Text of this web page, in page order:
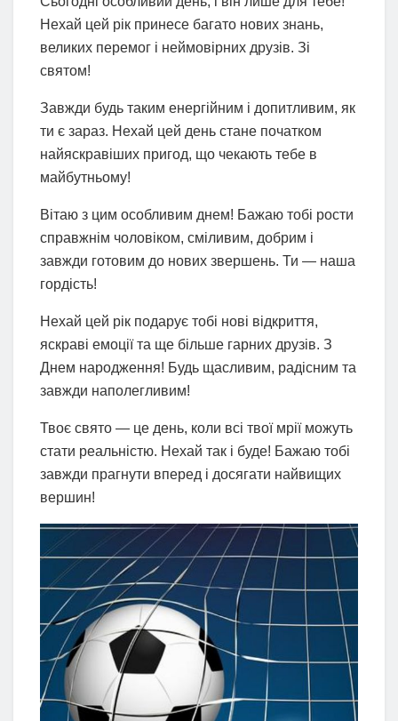
Нехай цей рік принесе багато нових знань,
великих перемог і неймовірних друзів. Зі
святом!
Завжди будь таким енергійним і допитливим, як
ти є зараз. Нехай цей день стане початком
найяскравіших пригод, що чекають тебе в
майбутньому!
Вітаю з цим особливим днем! Бажаю тобі рости
справжнім чоловіком, сміливим, добрим і
завжди готовим до нових звершень. Ти — наша
гордість!
Нехай цей рік подарує тобі нові відкриття,
яскраві емоції та ще більше гарних друзів. З
Днем народження! Будь щасливим, радісним та
завжди наполегливим!
Твоє свято — це день, коли всі твої мрії можуть
стати реальністю. Нехай так і буде! Бажаю тобі
завжди прагнути вперед і досягати найвищих
вершин!